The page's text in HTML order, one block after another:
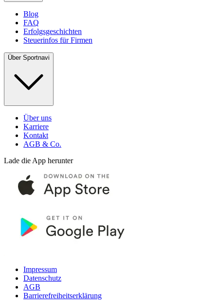
Blog
FAQ
Erfolgsgeschichten
Steuerinfos für Firmen
Über Sportnavi
Über uns
Karriere
Kontakt
AGB & Co.
Lade die App herunter
Impressum
Datenschutz
AGB
Barrierefreiheitserklärung